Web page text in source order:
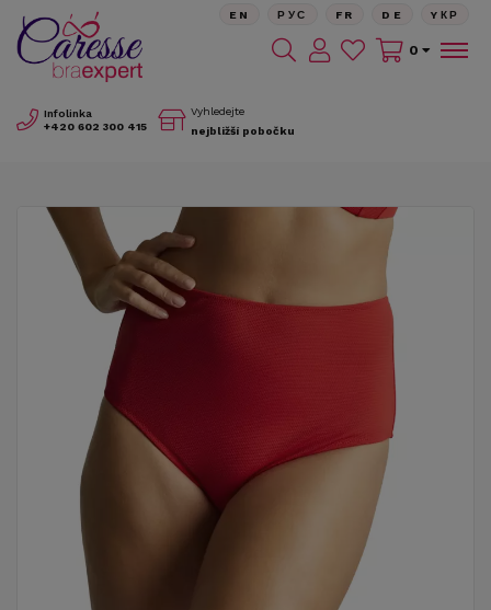
Infolinka
+420 602 300 415
Vyhledejte
nejbližší pobočku
EN РУС FR DE YКР
0